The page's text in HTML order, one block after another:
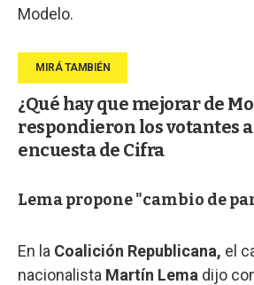
Modelo.
¿Qué hay que mejorar de
respondieron los votantes
encuesta de Cifra
Lema propone "cambio de
En la Coalición Republicana, el
nacionalista Martín Lema dijo